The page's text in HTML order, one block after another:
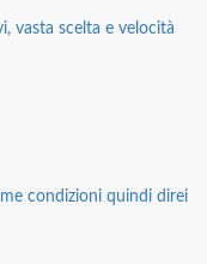
vasta scelta e velocità
condizioni quindi direi